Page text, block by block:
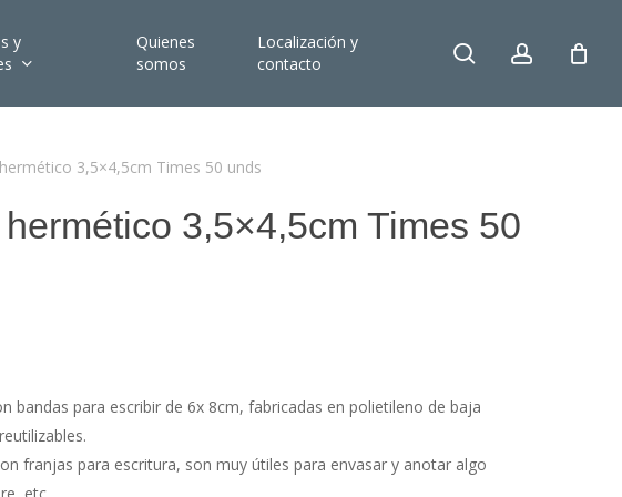
y
Quienes
somos
Localización y
contacto
search account
3,5×4,5cm Times 50 unds
3,5×4,5cm Times 50
bandas para escribir de 6x 8cm, fabricadas en polietileno de baja
franjas para escritura, son muy útiles para envasar y anotar algo